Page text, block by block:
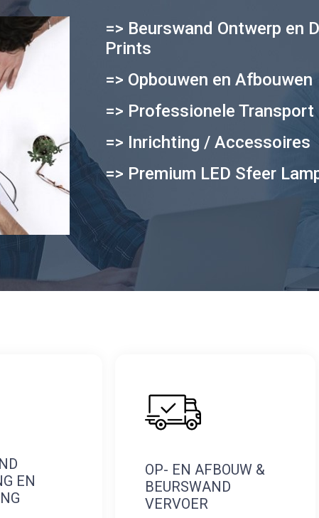
=> Beurswand Ontwerp en
Prints
=> Opbouwen en Afbouwen
=> Professionele
=> Inrichting / Accessoires
=> Premium LED Sfeer
EN
OP- EN AFBOUW &
BEURSWAND
VERVOER